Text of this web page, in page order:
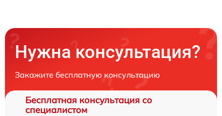
Нужна консультация?
Закажите бесплатную консультацию
Бесплатная консультация со
специалистом